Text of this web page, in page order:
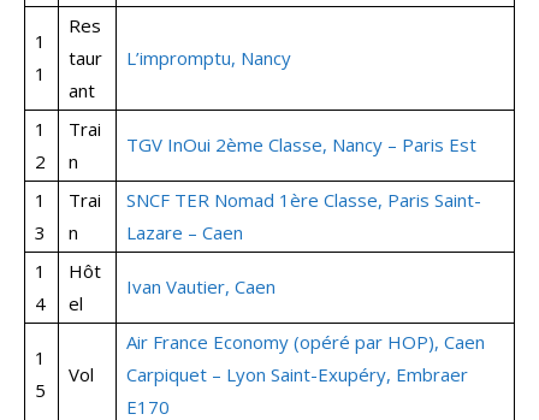
1
1
Res
taur
ant
L’impromptu, Nancy
1
2
Trai
n
TGV InOui 2ème Classe, Nancy – Paris Est
1
3
Trai
n
SNCF TER Nomad 1ère Classe, Paris Saint-
Lazare – Caen
1
4
Hôt
el
Ivan Vautier, Caen
1
5
Vol
Air France Economy (opéré par HOP), Caen
Carpiquet – Lyon Saint-Exupéry, Embraer
E170